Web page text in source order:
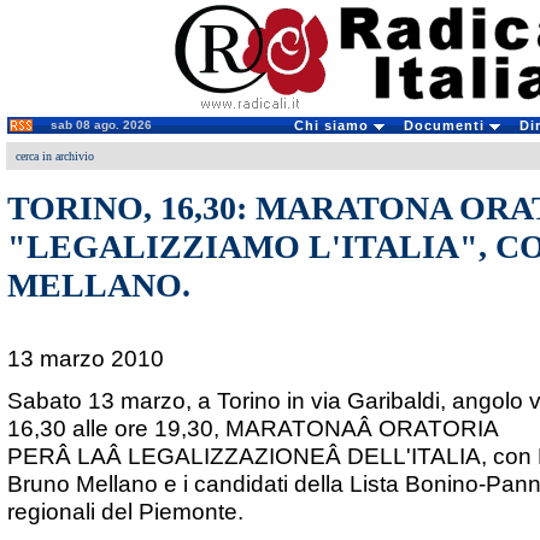
sab 08 ago. 2026 Chi siamo Documenti
cerca in archivio
TORINO, 16,30: MARATONA
"LEGALIZZIAMO L'ITALIA",
MELLANO.
13 marzo 2010
Sabato 13 marzo, a Torino in via Garibaldi, angolo
16,30 alle ore 19,30, MARATONAÂ ORATORIA
PERÂ LAÂ LEGALIZZAZIONEÂ DELL'ITALIA,
Bruno Mellano e i candidati della Lista Bonino-
regionali del Piemonte.